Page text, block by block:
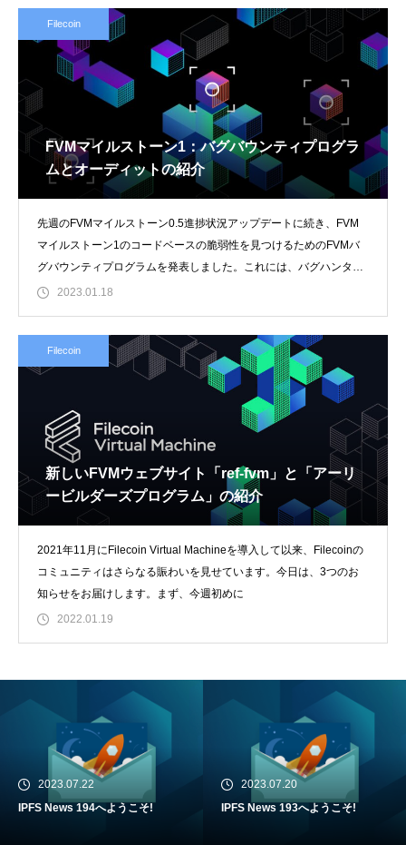
Filecoin
FVMマイルストーン1：バグバウンティプログラ
ムとオーディットの紹介
先週のFVMマイルストーン0.5進捗状況アップデートに続き、FVM
マイルストーン1のコードベースの脆弱性を見つけるためのFVMバ
グバウンティプログラムを発表しました。これには、バグハンター
やコミュニ
2023.01.18
Filecoin
新しいFVMウェブサイト「ref-fvm」と「アーリ
ービルダーズプログラム」の紹介
2021年11月にFilecoin Virtual Machineを導入して以来、Filecoinの
コミュニティはさらなる賑わいを見せています。今日は、3つのお
知らせをお届けします。まず、今週初めに
2022.01.19
2023.07.22
IPFS News 194へようこそ!
2023.07.20
IPFS News 193へようこそ!